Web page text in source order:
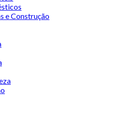
e Construção